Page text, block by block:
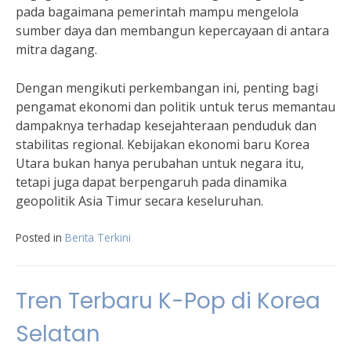
pada bagaimana pemerintah mampu mengelola
sumber daya dan membangun kepercayaan di antara
mitra dagang.
Dengan mengikuti perkembangan ini, penting bagi
pengamat ekonomi dan politik untuk terus memantau
dampaknya terhadap kesejahteraan penduduk dan
stabilitas regional. Kebijakan ekonomi baru Korea
Utara bukan hanya perubahan untuk negara itu,
tetapi juga dapat berpengaruh pada dinamika
geopolitik Asia Timur secara keseluruhan.
Posted in Berita Terkini
Tren Terbaru K-Pop di Korea
Selatan